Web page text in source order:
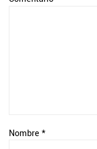
Nombre *